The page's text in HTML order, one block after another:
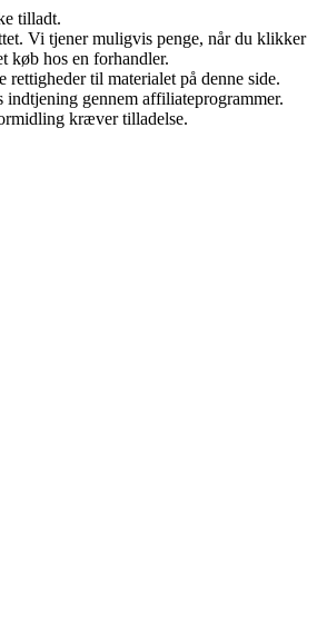
tilladt.
Vi tjener muligvis penge, når du klikker
køb hos en forhandler.
til materialet på denne side.
gennem affiliateprogrammer.
kræver tilladelse.